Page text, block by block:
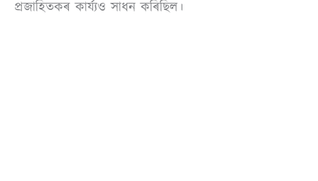
প্ৰজাহিতকৰ কাৰ্য্যও সাধন কৰিছিল।